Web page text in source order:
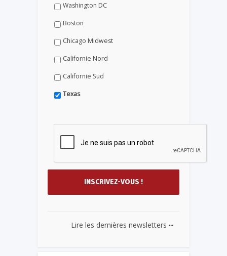
Washington DC
Boston
Chicago Midwest
Californie Nord
Californie Sud
Texas
Lire les dernières newsletters ...